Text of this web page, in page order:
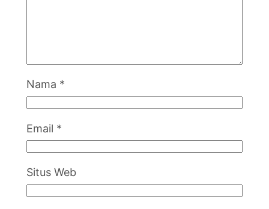
Nama *
Email *
Situs Web